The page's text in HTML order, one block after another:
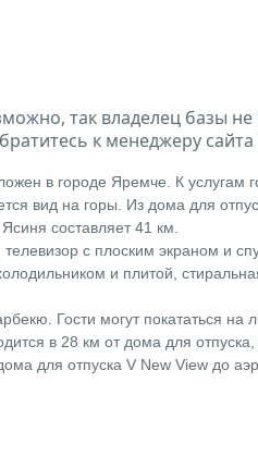
так владелец базы не
к менеджеру
в городе Яремче. К услугам
вид на горы. Из дома для
составляет 41 км.
с плоским экраном и
и плитой,
Гости могут покататься на
в 28 км от дома для
для отпуска V New View до